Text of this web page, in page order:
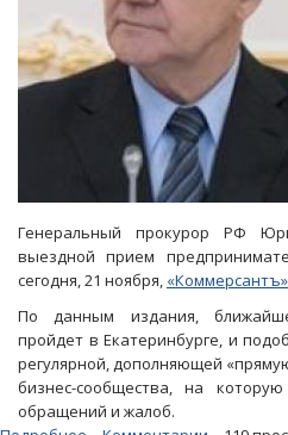
Генеральный прокурор РФ
выездной прием
сегодня, 21 ноября, «Коммерсантъ»
По данным издания,
пройдет в Екатеринбурге, и
регулярной, дополняющей
бизнес-сообщества, на
обращений и жалоб.